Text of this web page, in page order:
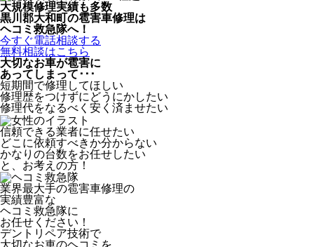
大規模修理実績も多数
黒川郡大和町の雹害車修理は
ヘコミ救急隊へ！
今すぐ電話相談する
無料相談はこちら
大切なお車が雹害に
あってしまって･･･
短期間で修理してほしい
修理歴をつけずにどうにかしたい
修理代をなるべく安く済ませたい
信頼できる業者に任せたい
どこに依頼すべきか分からない
かなりの台数をお任せしたい
と、お考えの方！
業界最大手の雹害車修理の
実績豊富な
ヘコミ救急隊に
お任せください！
デントリペア技術で
大切なお車のヘコミを